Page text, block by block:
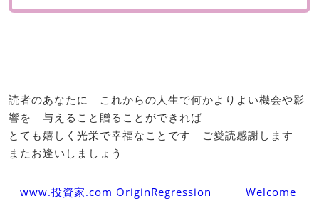
読者のあなたに これからの人生で何かよりよい機会や影
響を 与えること贈ることができれば
とても嬉しく光栄で幸福なことです ご愛読感謝します
またお逢いしましょう
www.投資家.com OriginRegression
Welcome